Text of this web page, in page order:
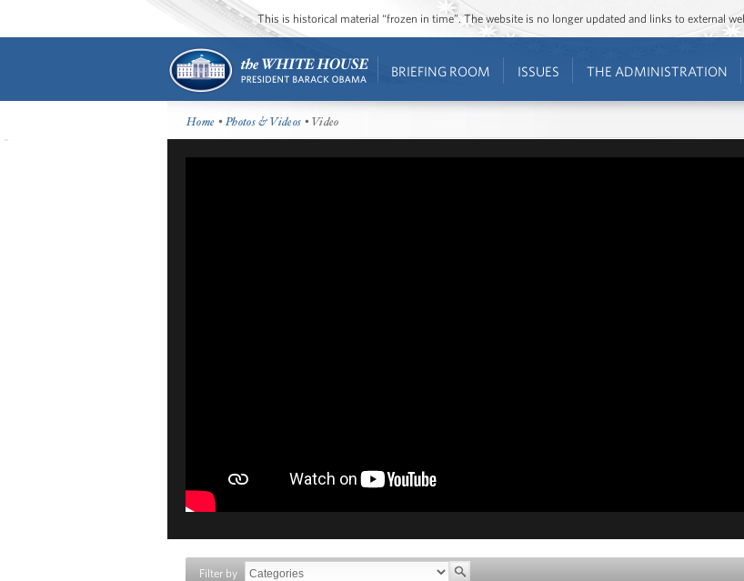
This is historical material “frozen in time”. The website is no longer updated and links to external
BRIEFING ROOM ISSUES THE ADMINISTRATION
Home •Photos & Videos • Video
Filter by